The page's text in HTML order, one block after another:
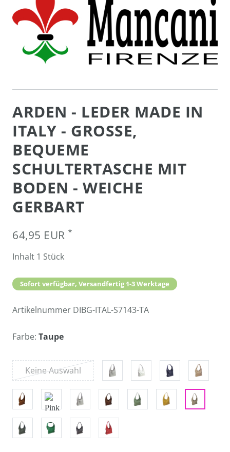
ARDEN - LEDER MADE IN
ITALY - GROSSE, B
EQUEME S
CHULTERTASCHE MIT B
ODEN - WEICHE G
ERBART
64,95 EUR *
Inhalt 1 Stück
Sofort verfügbar, Versandfertig 1-3 Werktage
Artikelnummer DIBG-ITAL-S7143-TA
Farbe: Taupe
Keine Auswahl